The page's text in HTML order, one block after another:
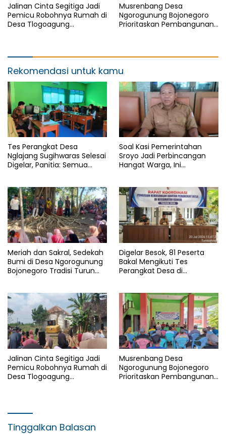
Jalinan Cinta Segitiga Jadi
Pemicu Robohnya Rumah di
Desa Tlogoagung
Musrenbang Desa
Ngorogunung Bojonegoro
Prioritaskan Pembangunan
Rekomendasi untuk kamu
Tes Perangkat Desa
Nglajang Sugihwaras Selesai
Digelar, Panitia: Semua
Soal Kasi Pemerintahan
Sroyo Jadi Perbincangan
Hangat Warga, Ini
Meriah dan Sakral, Sedekah
Bumi di Desa Ngorogunung
Bojonegoro Tradisi Turun
Digelar Besok, 81 Peserta
Bakal Mengikuti Tes
Perangkat Desa di
Jalinan Cinta Segitiga Jadi
Pemicu Robohnya Rumah di
Desa Tlogoagung
Musrenbang Desa
Ngorogunung Bojonegoro
Prioritaskan Pembangunan
Tinggalkan Balasan